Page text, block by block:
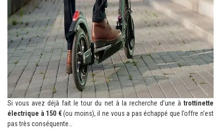
Si vous avez déjà fait le tour du net à la recherche d’une à trottinette
électrique à 150 €(ou moins), il ne vous a pas échappé que l’offre n’est
pas très conséquente…